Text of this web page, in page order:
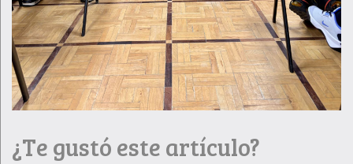
¿Te gustó este artículo?